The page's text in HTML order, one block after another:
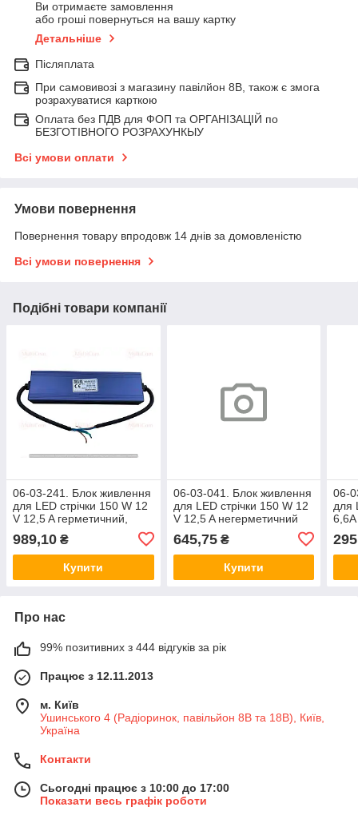
Ви отримаєте замовлення
або гроші повернуться на вашу картку
Детальніше
Післяплата
При самовивозі з магазину павілйон 8В, також є змога
розрахуватися карткою
Оплата без ПДВ для ФОП та ОРГАНІЗАЦІЙ по
БЕЗГОТІВНОГО РОЗРАХУНКЫУ
Всі умови оплати
Умови повернення
Повернення товару впродовж 14 днів за домовленістю
Всі умови повернення
Подібні товари компанії
06-03-241. Блок живлення
для LED стрічки 150 W 12
V 12,5 A герметичний,
989,10 ₴
Купити
06-03-041. Блок живлення
для LED стрічки 150 W 12
V 12,5 A негерметичний
645,75₴
Купити
06-
для
Про нас
99% позитивних з 444 відгуків за рік
Працює з 12.11.2013
м. Київ
Ушинського 4 (Радіоринок, павільйон 8В та 18В), Київ,
Україна
Контакти
Сьогодні працює з 10:00 до 17:00
Показати весь графік роботи